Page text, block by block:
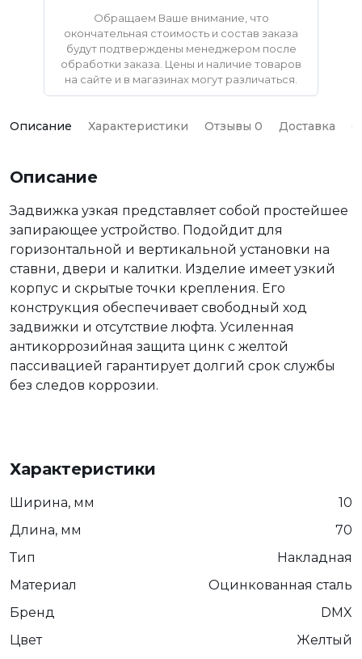
Обращаем Ваше внимание, что
окончательная стоимость и состав заказа
будут подтверждены менеджером после
обработки заказа. Цены и наличие товаров
на сайте и в магазинах могут различаться.
Описание Характеристики Отзывы 0 Доставка
Описание
Задвижка узкая представляет собой простейшее
запирающее устройство. Подойдит для
горизонтальной и вертикальной установки на
ставни, двери и калитки. Изделие имеет узкий
корпус и скрытые точки крепления. Его
конструкция обеспечивает свободный ход
задвижки и отсутствие люфта. Усиленная
антикоррозийная защита цинк с желтой
пассивацией гарантирует долгий срок службы
без следов коррозии.
Характеристики
Ширина, мм
10
Длина, мм
70
Тип
Накладная
Материал
Оцинкованная сталь
Бренд
DMX
Цвет
Желтый